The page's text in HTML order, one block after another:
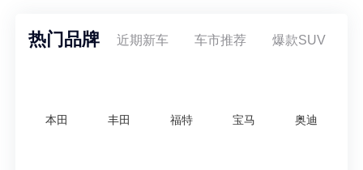
热门品牌 近期新车 车市推荐 爆款SUV
本田 丰田 福特 宝马 奥迪